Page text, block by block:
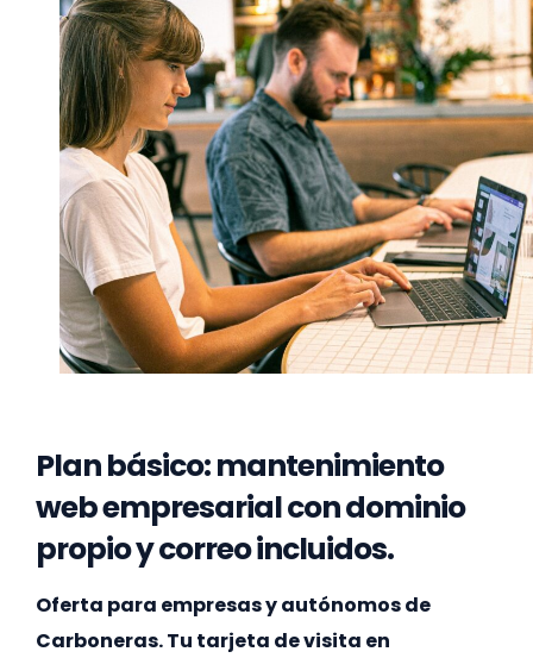
Plan básico: mantenimiento
web empresarial con dominio
propio y correo incluidos.
Oferta para empresas y autónomos de
Carboneras. Tu tarjeta de visita en